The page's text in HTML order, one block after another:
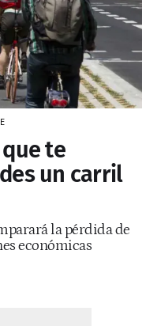
te
un carril
la pérdida de
económicas